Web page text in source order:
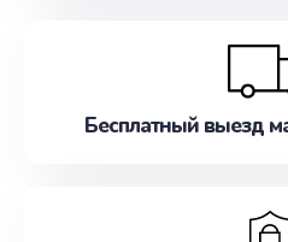
Бесплатный выезд